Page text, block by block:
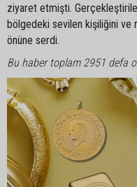
ziyaret etmişti.
bölgedeki sevilen kişiliğini ve
önüne serdi.
Bu haber toplam 2951 defa